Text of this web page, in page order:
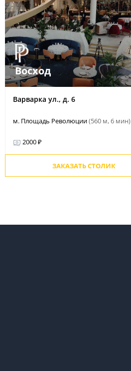
Восход
Варварка ул., д. 6
м. Площадь Революции(560 м, 6 мин)
2000 ₽
ЗАКАЗАТЬ СТОЛИК